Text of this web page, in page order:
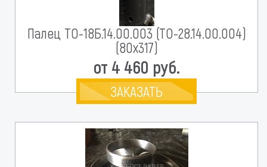
Палец ТО-18Б.14.00.003 (ТО-28.14.00.004)
(80х317)
от 4 460 руб.
ЗАКАЗАТЬ